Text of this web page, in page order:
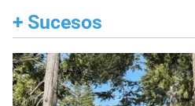
+ Sucesos